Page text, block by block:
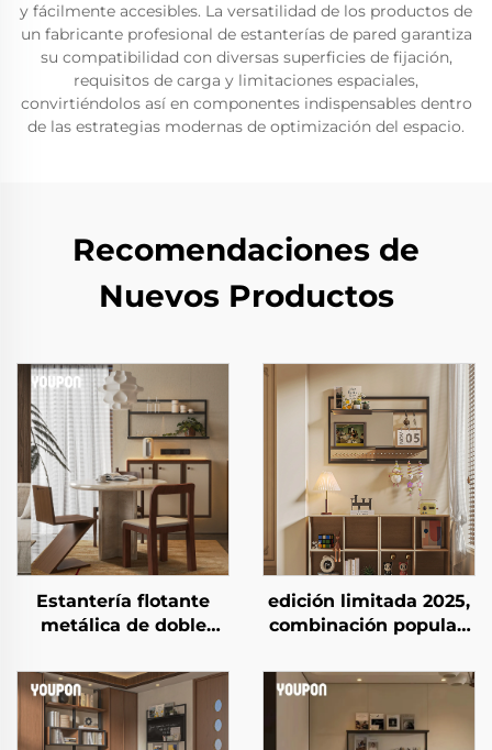
y fácilmente accesibles. La versatilidad de los productos de
un fabricante profesional de estanterías de pared garantiza
su compatibilidad con diversas superficies de fijación,
requisitos de carga y limitaciones espaciales,
convirtiéndolos así en componentes indispensables dentro
de las estrategias modernas de optimización del espacio.
Recomendaciones de
Nuevos Productos
Estantería flotante
metálica de doble
confiable, estante de
almacenamiento
ahorrador de espacio
edición limitada 2025,
combinación popular,
montado en la pared,
organizador mural
para balcón